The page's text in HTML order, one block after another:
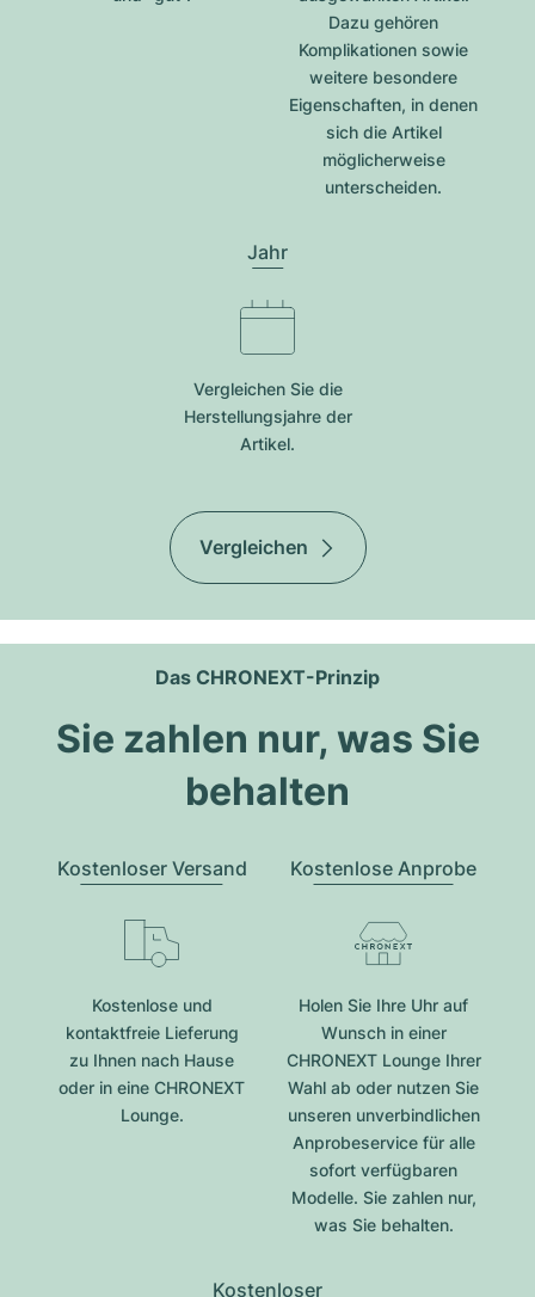
Dazu gehören
Komplikationen sowie
weitere besondere
Eigenschaften, in denen
sich die Artikel
möglicherweise
unterscheiden.
Jahr
Vergleichen Sie die
Herstellungsjahre der
Artikel.
Vergleichen
Das CHRONEXT-Prinzip
Sie zahlen nur, was Sie
behalten
Kostenloser Versand
Kostenlose und
kontaktfreie Lieferung
zu Ihnen nach Hause
oder in eine CHRONEXT
Lounge.
Kostenlose Anprobe
Holen Sie Ihre Uhr auf
Wunsch in einer
CHRONEXT Lounge Ihrer
Wahl ab oder nutzen Sie
unseren unverbindlichen
Anprobeservice für alle
sofort verfügbaren
Modelle. Sie zahlen nur,
was Sie behalten.
Kostenloser